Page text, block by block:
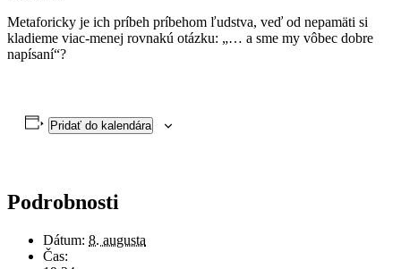
Metaforicky je ich príbeh príbehom ľudstva, veď od nepamäti si
kladieme viac-menej rovnakú otázku: „… a sme my vôbec dobre
napísaní“?
Pridať do kalendára
Podrobnosti
Dátum: 8. augusta
Čas: